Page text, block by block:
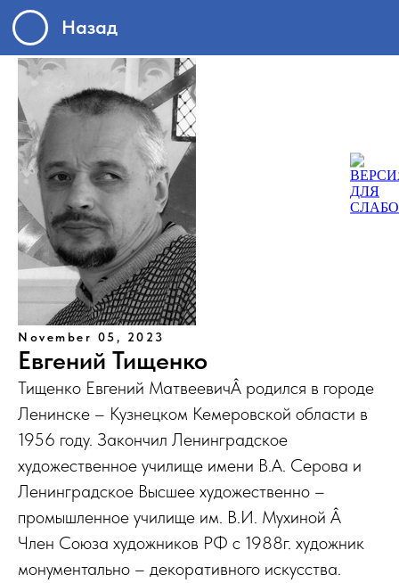
Назад
November 05, 2023
Евгений Тищенко
Тищенко Евгений МатвеевичÂ родился в городе
Ленинске – Кузнецком Кемеровской области в
1956 году. Закончил Ленинградское
художественное училище имени В.А. Серова и
Ленинградское Высшее художественно –
промышленное училище им. В.И. Мухиной Â
Член Союза художников РФ с 1988г. художник
монументально – декоративного искусства.